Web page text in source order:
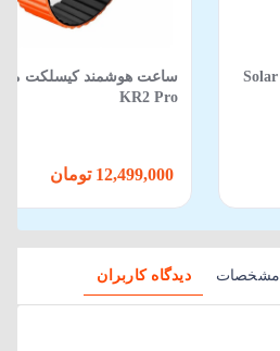
ساعت هوشمند هایلو مدل Solar
ساعت هوشمند کیسلکت
KR2 Pro
مشخصات دیدگاه کاربران